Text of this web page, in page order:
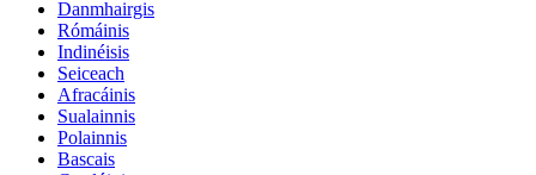
Danmhairgis
Rómáinis
Indinéisis
Seiceach
Afracáinis
Sualainnis
Polainnis
Bascais